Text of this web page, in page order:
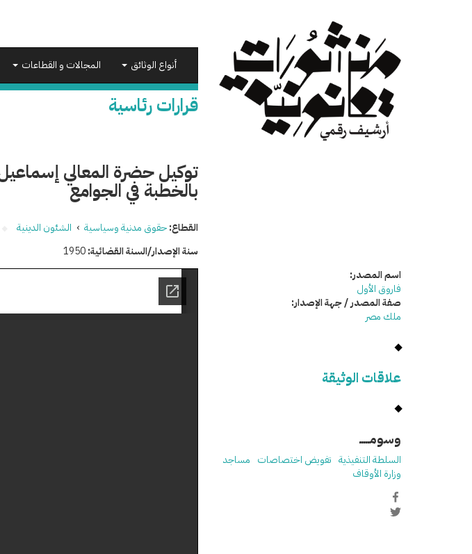
أنواع الوثائق المجالات و القطاعات
قرارات رئاسية
توكيل حضرة المعالي
بالخطبة في الجوامع
القطاع:حقوق مدنية وسياسية › الشئون الدينية
سنة الإصدار/السنة القضائية:1950
اسم المصدر:
فاروق الأول
صفة المصدر / جهة الإصدار:
ملك مصر
علاقات الوثيقة
وسومـــــ
السلطة التنفيذية تفويض اختصاصات مساجد
وزارة الأوقاف